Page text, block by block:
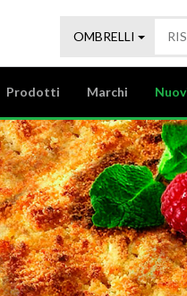
OMBRELLI
Prodotti Marchi